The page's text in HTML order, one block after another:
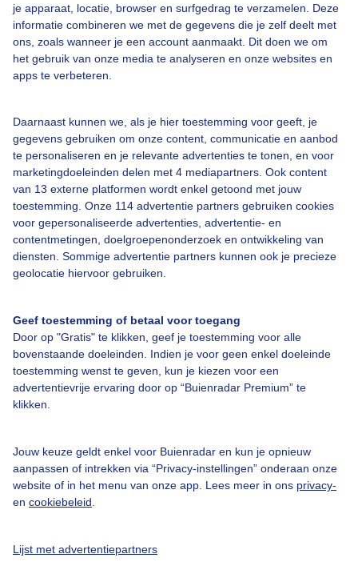
je apparaat, locatie, browser en surfgedrag te verzamelen. Deze
informatie combineren we met de gegevens die je zelf deelt met
ons, zoals wanneer je een account aanmaakt. Dit doen we om
het gebruik van onze media te analyseren en onze websites en
apps te verbeteren.
Daarnaast kunnen we, als je hier toestemming voor geeft, je
gegevens gebruiken om onze content, communicatie en aanbod
te personaliseren en je relevante advertenties te tonen, en voor
marketingdoeleinden delen met 4 mediapartners. Ook content
van 13 externe platformen wordt enkel getoond met jouw
toestemming. Onze 114 advertentie partners gebruiken cookies
voor gepersonaliseerde advertenties, advertentie- en
contentmetingen, doelgroepenonderzoek en ontwikkeling van
diensten. Sommige advertentie partners kunnen ook je precieze
geolocatie hiervoor gebruiken.
Geef toestemming of betaal voor toegang
Door op "Gratis" te klikken, geef je toestemming voor alle
bovenstaande doeleinden. Indien je voor geen enkel doeleinde
toestemming wenst te geven, kun je kiezen voor een
advertentievrije ervaring door op “Buienradar Premium” te
klikken.
Jouw keuze geldt enkel voor Buienradar en kun je opnieuw
aanpassen of intrekken via “Privacy-instellingen” onderaan onze
website of in het menu van onze app. Lees meer in ons privacy-
en cookiebeleid
Lijst met advertentiepartners
Bekijk slideshow
Een moment geduld aub...
Over Buienradar
Bedrijfsgegevens
Veelgestelde vragen
Contact
Toegankelijkheid
Adverteren
Cookie beleid